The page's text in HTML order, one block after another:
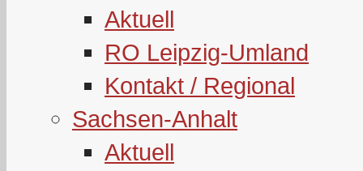
Aktuell
RO Leipzig-Umland
Kontakt / Regional
Sachsen-Anhalt
Aktuell